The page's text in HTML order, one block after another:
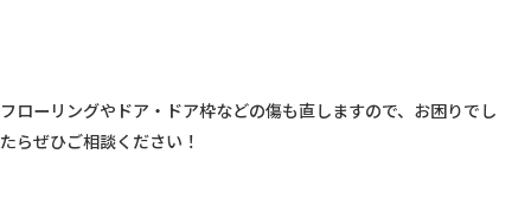
フローリングやドア・ドア枠などの傷も直しますので、お困りでし
たらぜひご相談ください！